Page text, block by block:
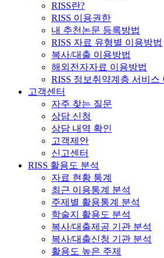
RISS란?
RISS 이용권한
내 추천논문 등록방법
RISS 자료 유형별 이용방법
복사/대출 이용방법
해외전자자료 이용방법
RISS 정보취약계층 서비스
고객센터
자주 찾는 질문
상담 신청
상담 내역 확인
고객제안
신고센터
RISS 활용도 분석
자료 현황 통계
최근 이용통계 분석
주제별 활용통계 분석
학술지 활용도 분석
복사/대출제공 기관 분석
복사/대출신청 기관 분석
활용도 높은 주제